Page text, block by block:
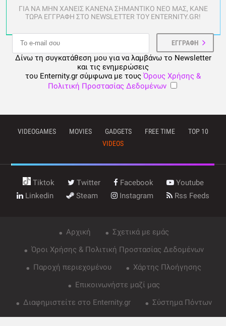
ΓΙΑ ΝΑ ΜΗΝ ΧΑΝΕΙΣ ΚΑΝΕΝΑ ΣΗΜΑΝΤΙΚΟ ΝΕΟ ΜΑΣ, ΚΑΝΕ
ΤΩΡΑ ΕΓΓΡΑΦΗ ΣΤΟ NEWSLETTER ΤΟΥ ENTERNITY.GR!
Δίνω τη συγκατάθεση μου για να λαμβάνω το Newsletter
και τις ενημερώσεις
του Enternity.gr σύμφωνα με τους Όρους Χρήσης &
Πολιτική Προστασίας Δεδομένων
VIDEOGAMES MOVIES GADGETS FREE TIME
TOP 10
VIDEOS
Tiktok Twitter Facebook
Youtube
Linkedin
Steam Instagram Rss Feeds
Αρχική
Σχετικά με εμάς
Όροι Χρήσης & Πολιτική Προστασίας Δεδομένων
Παροχή περιεχομένου
Χάρτης Πλοήγησης
Επικοινωνήστε μαζί μας
Διαφημιστείτε στο Enternity.gr
Σύστημα Πόντων